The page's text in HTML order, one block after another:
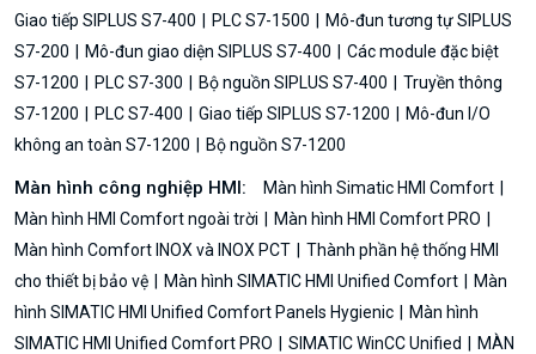
Giao tiếp SIPLUS S7-400
PLC S7-1500
Mô-đun tương tự SIPLUS
S7-200
Mô-đun giao diện SIPLUS S7-400
Các module đặc biệt
S7-1200
PLC S7-300 Bộ nguồn SIPLUS S7-400
Truyền thông
S7-1200
PLC S7-400 Giao tiếp SIPLUS S7-1200
Mô-đun I/O
không an toàn S7-1200
Bộ nguồn S7-1200
Màn hình công nghiệp HMI:
Màn hình Simatic HMI Comfort
Màn hình HMI Comfort ngoài trời
Màn hình HMI Comfort PRO
Màn hình Comfort INOX và INOX PCT
Thành phần hệ thống HMI
cho thiết bị bảo vệ
Màn hình SIMATIC HMI Unified Comfort
Màn
hình SIMATIC HMI Unified Comfort Panels Hygienic
Màn hình
SIMATIC HMI Unified Comfort PRO
SIMATIC WinCC Unified
MÀN